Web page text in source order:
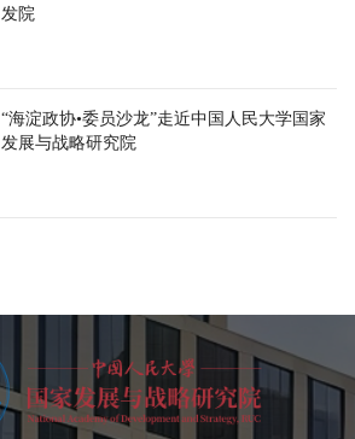
发院
“海淀政协•委员沙龙”走近中国人民大学国家
发展与战略研究院